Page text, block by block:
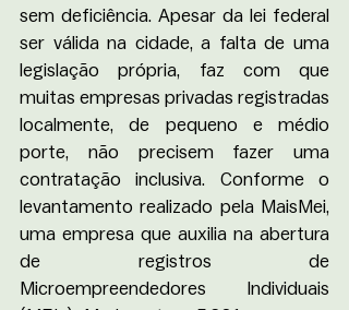
sem deficiência. Apesar da lei federal
ser válida na cidade, a falta de uma
legislação própria, faz com que
muitas empresas privadas registradas
localmente, de pequeno e médio
porte, não precisem fazer uma
contratação inclusiva. Conforme o
levantamento realizado pela MaisMei,
uma empresa que auxilia na abertura
de registros de
Microempreendedores Individuais